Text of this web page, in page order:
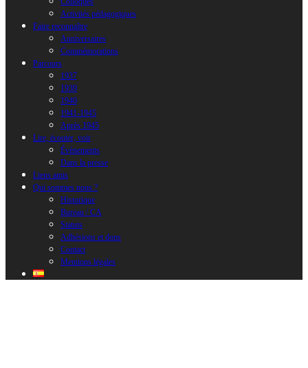
Activités pédagogiques
Faire reconnaître
Anniversaires
Commémorations
Parcours
1937
1939
1940
1941-1945
Après 1945
Lire, écouter, voir
Évènements
Dans la presse
Liens amis
Qui sommes nous ?
Historique
Bureau / CA
Statuts
Adhésions et dons
Contact
Mentions légales